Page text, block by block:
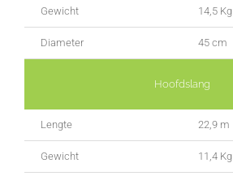
Gewicht 14,5 Kg
Diameter 45 cm
Hoofdslang
Lengte 22,9 m
Gewicht 11,4 Kg